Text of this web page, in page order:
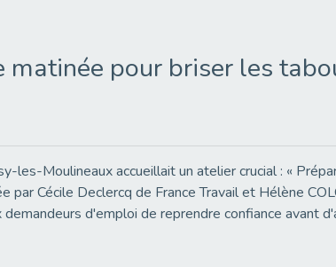
matinée pour briser les
les-Moulineaux accueillait un atelier crucial : «
par Cécile Declercq de France Travail et Hélène
d'emploi de reprendre confiance avant